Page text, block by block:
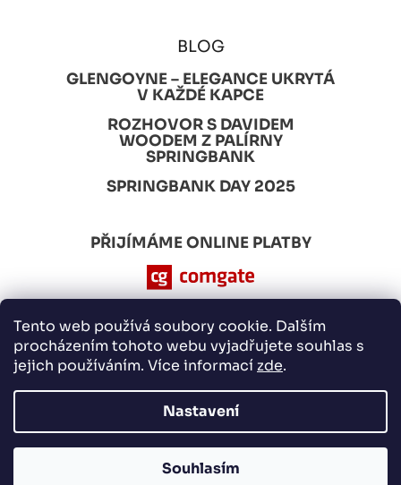
Tento web používá soubory cookie. Dalším
procházením tohoto webu vyjadřujete souhlas s
jejich používáním. Více informací zde.
Nastavení
Souhlasím
BLOG
GLENGOYNE – ELEGANCE UKRYTÁ
V KAŽDÉ KAPCE
ROZHOVOR S DAVIDEM
WOODEM Z PALÍRNY
SPRINGBANK
SPRINGBANK DAY 2025
PŘIJÍMÁME ONLINE PLATBY
NakódovaloRemedio Digital| Vytvořil Shoptet
E-whisky.cz. Všechna práva vyhrazena.